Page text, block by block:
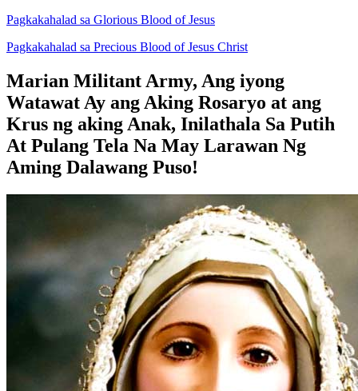
Pagkakahalad sa Glorious Blood of Jesus
Pagkakahalad sa Precious Blood of Jesus Christ
Marian Militant Army, Ang iyong
Watawat Ay ang Aking Rosaryo at ang
Krus ng aking Anak, Inilathala Sa Putih
At Pulang Tela Na May Larawan Ng
Aming Dalawang Puso!